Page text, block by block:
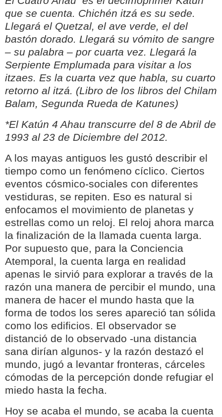
que se cuenta. Chichén itzá es su sede.
Llegará el Quetzal, el ave verde, el del
bastón dorado. Llegará su vómito de sangre
– su palabra – por cuarta vez. Llegará la
Serpiente Emplumada para visitar a los
itzaes. Es la cuarta vez que habla, su cuarto
retorno al itzá. (Libro de los libros del Chilam
Balam, Segunda Rueda de Katunes)
*El Katún 4 Ahau transcurre del 8 de Abril de
1993 al 23 de Diciembre del 2012.
A los mayas antiguos les gustó describir el
tiempo como un fenómeno cíclico. Ciertos
eventos cósmico-sociales con diferentes
vestiduras, se repiten. Eso es natural si
enfocamos el movimiento de planetas y
estrellas como un reloj. El reloj ahora marca
la finalización de la llamada cuenta larga.
Por supuesto que, para la Conciencia
Atemporal, la cuenta larga en realidad
apenas le sirvió para explorar a través de la
razón una manera de percibir el mundo, una
manera de hacer el mundo hasta que la
forma de todos los seres apareció tan sólida
como los edificios. El observador se
distanció de lo observado -una distancia
sana dirían algunos- y la razón destazó el
mundo, jugó a levantar fronteras, cárceles
cómodas de la percepción donde refugiar el
miedo hasta la fecha.
Hoy se acaba el mundo, se acaba la cuenta